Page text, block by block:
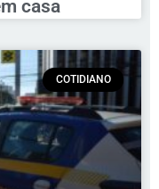
casa
COTIDIANO